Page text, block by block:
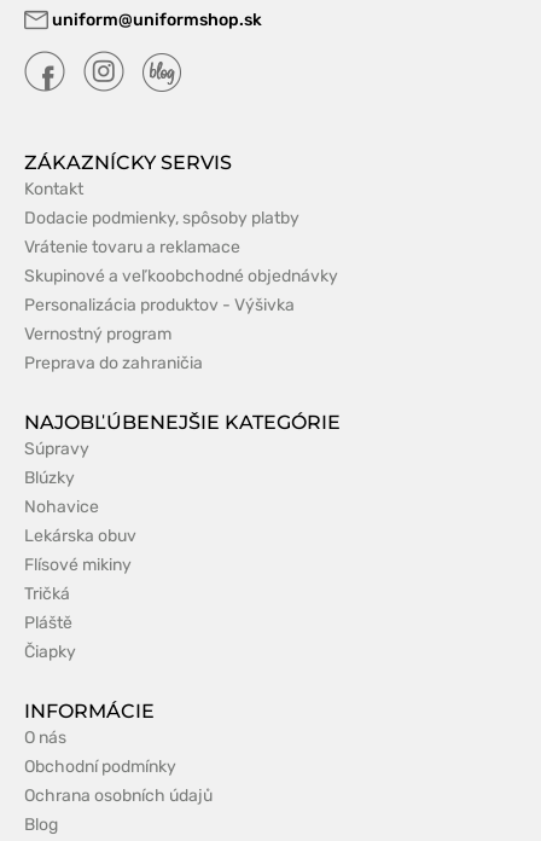
uniform@uniformshop.sk
ZÁKAZNÍCKY SERVIS
Kontakt
Dodacie podmienky, spôsoby platby
Vrátenie tovaru a reklamace
Skupinové a veľkoobchodné objednávky
Personalizácia produktov - Výšivka
Vernostný program
Preprava do zahraničia
NAJOBĽÚBENEJŠIE KATEGÓRIE
Súpravy
Blúzky
Nohavice
Lekárska obuv
Flísové mikiny
Tričká
Pláště
Čiapky
INFORMÁCIE
O nás
Obchodní podmínky
Ochrana osobních údajů
Blog